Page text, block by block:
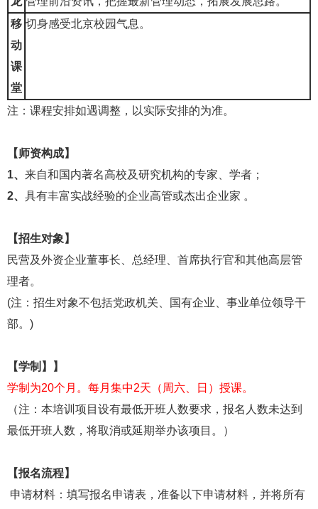
移
动
课
堂
切身感受北京校园气息。
注：课程安排如遇调整，以实际安排的为准。
【师资构成】
1、 来自和国内著名高校及研究机构的专家、学者；
2、 具有丰富实战经验的企业高管或杰出企业家 。
【招生对象】
民营及外资企业董事长、总经理、首席执行官和其他高层管
理者。
(注：招生对象不包括党政机关、国有企业、事业单位领导干
部。 )
【学制】】
学制为20个月。每月集中2天（周六、日）授课。
（注：本培训项目设有最低开班人数要求，报名人数未达到
最低开班人数，将取消或延期举办该项目。）
【报名流程】
申请材料：填写报名申请表，准备以下申请材料，并将所有